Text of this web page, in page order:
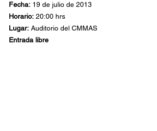
Fecha: 19 de julio de 2013
Horario: 20:00 hrs
Lugar: Auditorio del CMMAS
Entrada libre